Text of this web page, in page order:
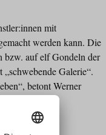
mit
werden kann. Die
bzw. auf elf Gondeln der
Galerie“.
betont Werner